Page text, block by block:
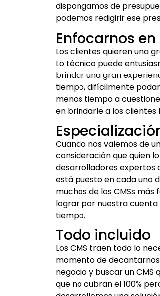
dispongamos de
podemos redigirir ese
Enfocarnos
Los clientes quieren una
Lo técnico puede
brindar una gran
tiempo, difícilmente
menos tiempo a
en brindarle a los clientes
Cuando nos valemos de
consideración que quien
desarrolladores expertos
está puesto en cada uno
muchos de los CMSs
lograr por nuestra
tiempo.
Todo incluido
Los CMS traen todo lo
momento de
negocio y buscar un CMS
que no cubran el 100%